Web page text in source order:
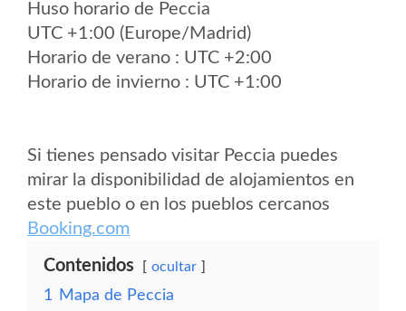
Huso horario de Peccia
UTC +1:00 (Europe/Madrid)
Horario de verano : UTC +2:00
Horario de invierno : UTC +1:00
Si tienes pensado visitar Peccia puedes
mirar la disponibilidad de alojamientos en
este pueblo o en los pueblos cercanos
Booking.com
Contenidos ocultar
1
Mapa de Peccia